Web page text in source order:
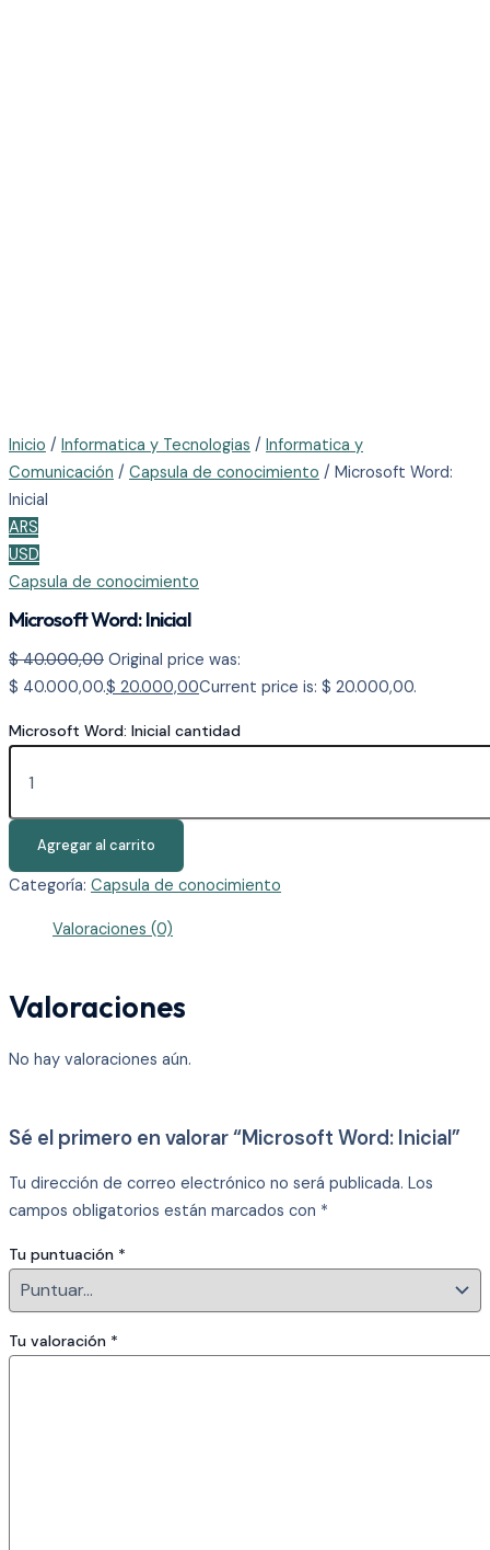
Inicio / Informatica y Tecnologias / Informatica y
Comunicación / Capsula de conocimiento / Microsoft Word:
Inicial
ARS
USD
Capsula de conocimiento
Microsoft Word: Inicial
$40.000,00 Original price was:
$ 40.000,00.$ 20.000,00Current price is: $ 20.000,00.
Microsoft Word: Inicial cantidad
Agregar al carrito
Categoría: Capsula de conocimiento
Valoraciones (0)
Valoraciones
No hay valoraciones aún.
Sé el primero en valorar “Microsoft Word: Inicial”
Tu dirección de correo electrónico no será publicada. Los
campos obligatorios están marcados con *
Tu puntuación *
Tu valoración *